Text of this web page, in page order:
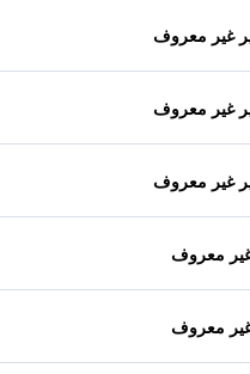
غير معروف
غير معروف